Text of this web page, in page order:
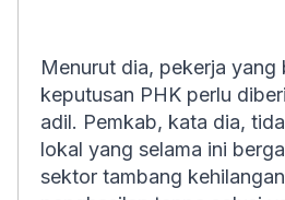
Menurut dia, pekerja yang
keputusan PHK perlu
adil. Pemkab, kata dia,
lokal yang selama ini
sektor tambang